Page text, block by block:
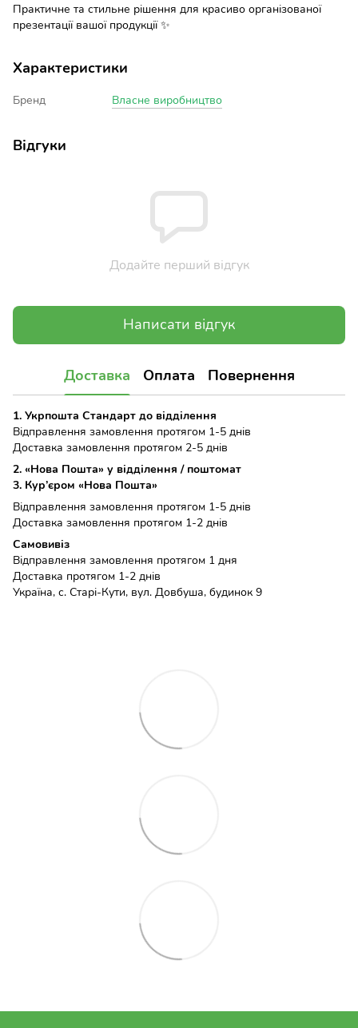
Практичне та стильне рішення для красиво організованої
презентації вашої продукції ✨
Характеристики
Бренд Власне виробництво
Відгуки
Додайте перший відгук
Написати відгук
Доставка Оплата Повернення
1. Укрпошта Стандарт до відділення
Відправлення замовлення протягом 1-5 днів
Доставка замовлення протягом 2-5 днів
2. «Нова Пошта» у відділення / поштомат
3. Кур’єром «Нова Пошта»
Відправлення замовлення протягом 1-5 днів
Доставка замовлення протягом 1-2 днів
Самовивіз
Відправлення замовлення протягом 1 дня
Доставка протягом 1-2 днів
Україна, с. Старі-Кути, вул. Довбуша, будинок 9